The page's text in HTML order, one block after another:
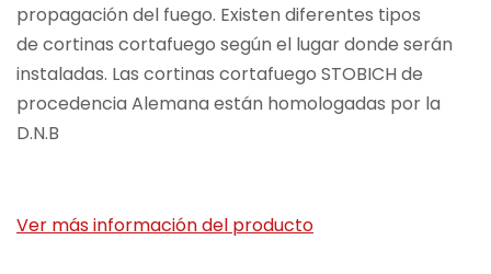
propagación del fuego. Existen diferentes tipos
de cortinas cortafuego según el lugar donde serán
instaladas. Las cortinas cortafuego STOBICH de
procedencia Alemana están homologadas por la
D.N.B
Ver más información del producto